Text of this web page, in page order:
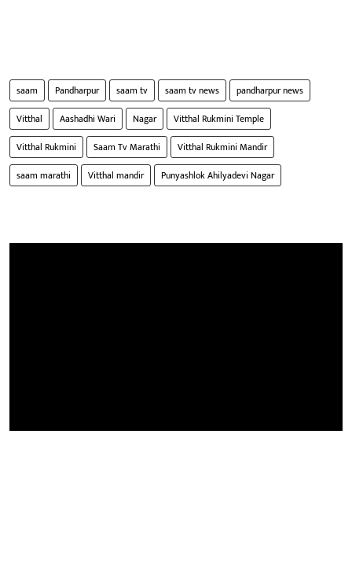
saam Pandharpur saam tv saam tv news
pandharpur news
Vitthal
Aashadhi Wari Nagar
Vitthal Rukmini Temple
Vitthal Rukmini
Saam Tv Marathi
Vitthal Rukmini Mandir
saam marathi
Vitthal mandir Punyashlok Ahilyadevi Nagar